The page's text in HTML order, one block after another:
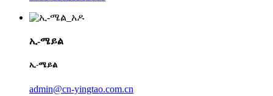
ኢ-ሜይል
ኢ-ሜይል
admin@cn-yingtao.com.cn